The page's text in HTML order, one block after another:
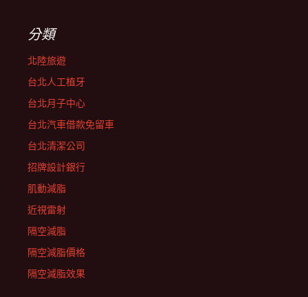
分類
北陸旅遊
台北人工植牙
台北月子中心
台北汽車借款免留車
台北清潔公司
招牌設計銀行
肌動減脂
近視雷射
隔空減脂
隔空減脂價格
隔空減脂效果